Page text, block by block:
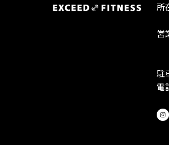
所
営
駐
電
I
n
s